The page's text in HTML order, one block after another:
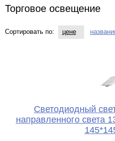
Торговое освещение
Сортировать по: цене
Светодиодный
направленного света